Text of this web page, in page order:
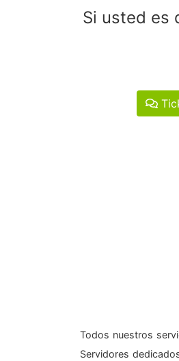
Si usted es
Todos nuestros
Servidores